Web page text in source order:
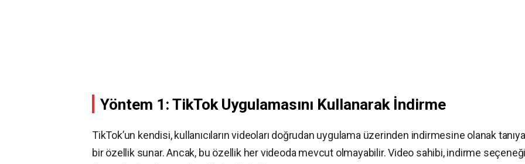
Yöntem 1: TikTok Uygulamasını Kullanarak İndirme
TikTok’un kendisi, kullanıcıların videoları doğrudan uygulama üzerinden indirmesine olanak
bir özellik sunar. Ancak, bu özellik her videoda mevcut olmayabilir. Video sahibi, indirme